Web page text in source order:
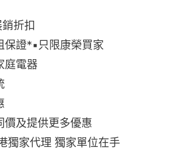
折扣
保證*▪只限康榮買家
庭電器
價及提供更多優惠
獨家代理 獨家單位在手